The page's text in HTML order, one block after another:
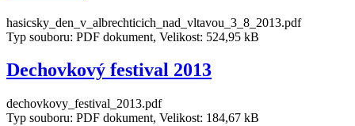
hasicsky_den_v_albrechticich_nad_vltavou_3_8_2013.pdf
Typ souboru: PDF dokument, Velikost: 524,95 kB
Dechovkový festival 2013
dechovkovy_festival_2013.pdf
Typ souboru: PDF dokument, Velikost: 184,67 kB